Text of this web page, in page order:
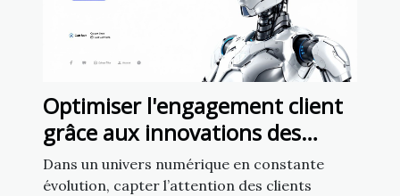
Optimiser l'engagement client
grâce aux innovations des
chatbots en marketing
Dans un univers numérique en constante
évolution, capter l’attention des clients